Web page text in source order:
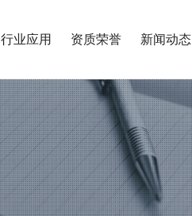
行业应用 资质荣誉 新闻动态